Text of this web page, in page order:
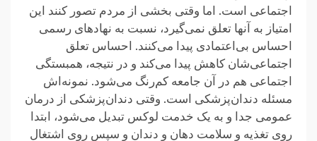
اجتماعی است. اما وقتی بخشی از مردم تصور کنند این
امتیاز به آنها تعلق نمی‌گیرد، نسبت به نهادهای رسمی
احساس بی‌اعتمادی پیدا می‌کنند. احساس تعلق
اجتماعی‌شان کاهش پیدا می‌کند و در نتیجه، همبستگی
اجتماعی هم در آن جامعه کم‌رنگ می‌شود. نمونه‌اش
مسئله دندان‌پزشکی است. وقتی دندان‌پزشکی از درمان
عمومی جدا و به یک خدمت لوکس تبدیل می‌شود، ابتدا
روی تغذیه و سلامت دهان و دندان و سپس روی اشتغال